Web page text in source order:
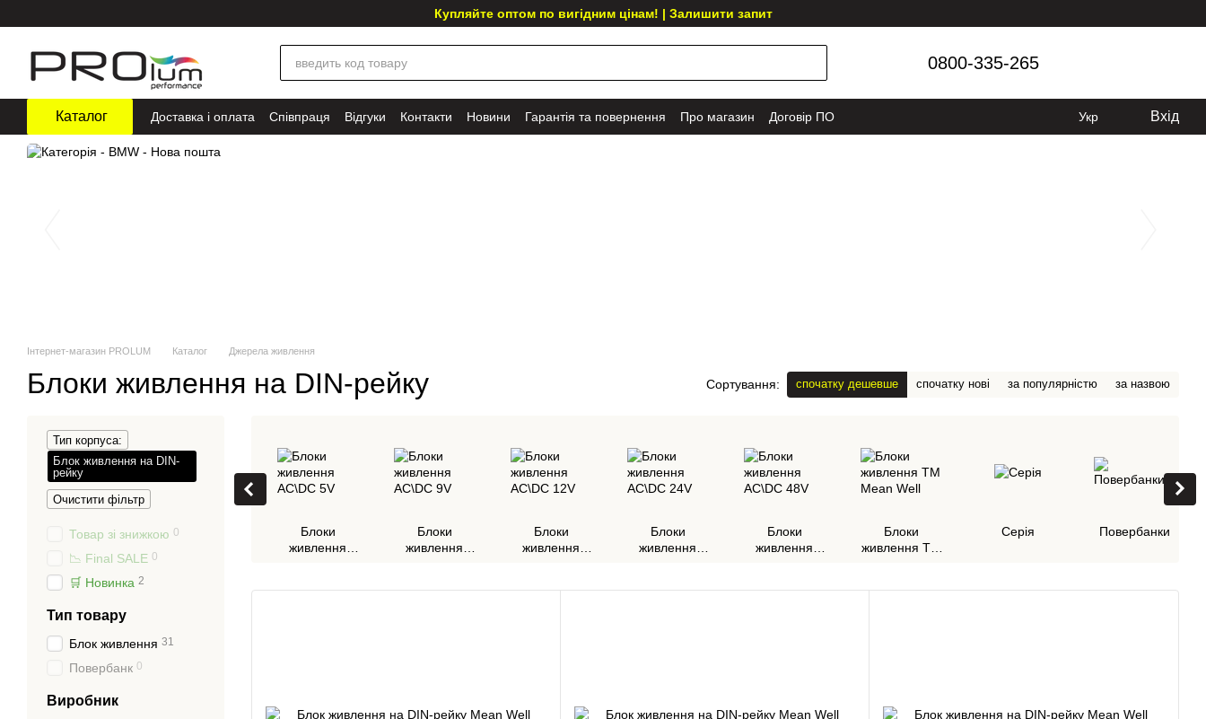
Купляйте оптом по вигідним цінам! | Залишити запит
0800-335-265
Каталог Доставка і оплата Співпраця Відгуки Контакти Новини Гарантія та повернення Про магазин Договір ПО Укр Вхід
Інтернет-магазин PROLUM Каталог Джерела живлення
Блоки живлення на DIN-рейку Сортування: спочатку дешевше спочатку нові за популярністю за назвою
Блоки
живлення
Блоки
живлення
Блоки
живлення
Блоки
живлення
Блоки
живлення
Блоки
живлення ТМ
Cерія Повербанки
Тип корпуса:
Блок живлення на DIN-
рейку
Очистити фільтр
Товар зі знижкою 0
📉 Final SALE 0
🛒 Новинка 2
Тип товару
Блок живлення 31
Повербанк 0
Виробник